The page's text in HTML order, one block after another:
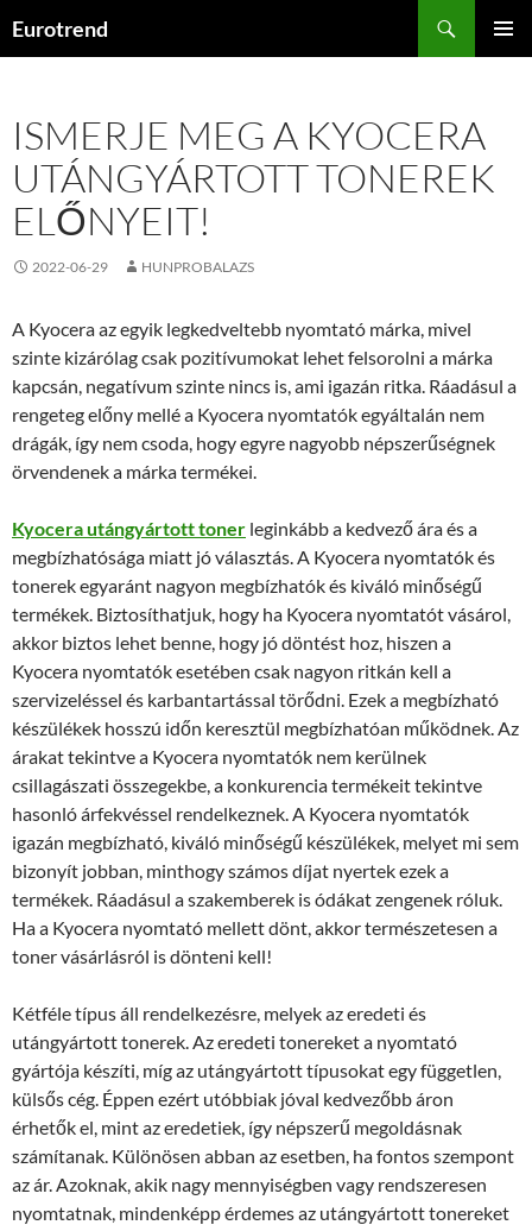
Eurotrend
ISMERJE MEG A KYOCERA
UTÁNGYÁRTOTT TONEREK
ELŐNYEIT!
2022-06-29 HUNPROBALAZS
A Kyocera az egyik legkedveltebb nyomtató márka, mivel
szinte kizárólag csak pozitívumokat lehet felsorolni a márka
kapcsán, negatívum szinte nincs is, ami igazán ritka. Ráadásul a
rengeteg előny mellé a Kyocera nyomtatók egyáltalán nem
drágák, így nem csoda, hogy egyre nagyobb népszerűségnek
örvendenek a márka termékei.
Kyocera utángyártott toner leginkább a kedvező ára és a
megbízhatósága miatt jó választás. A Kyocera nyomtatók és
tonerek egyaránt nagyon megbízhatók és kiváló minőségű
termékek. Biztosíthatjuk, hogy ha Kyocera nyomtatót vásárol,
akkor biztos lehet benne, hogy jó döntést hoz, hiszen a
Kyocera nyomtatók esetében csak nagyon ritkán kell a
szervizeléssel és karbantartással törődni. Ezek a megbízható
készülékek hosszú időn keresztül megbízhatóan működnek. Az
árakat tekintve a Kyocera nyomtatók nem kerülnek
csillagászati összegekbe, a konkurencia termékeit tekintve
hasonló árfekvéssel rendelkeznek. A Kyocera nyomtatók
igazán megbízható, kiváló minőségű készülékek, melyet mi sem
bizonyít jobban, minthogy számos díjat nyertek ezek a
termékek. Ráadásul a szakemberek is ódákat zengenek róluk.
Ha a Kyocera nyomtató mellett dönt, akkor természetesen a
toner vásárlásról is dönteni kell!
Kétféle típus áll rendelkezésre, melyek az eredeti és
utángyártott tonerek. Az eredeti tonereket a nyomtató
gyártója készíti, míg az utángyártott típusokat egy független,
külsős cég. Éppen ezért utóbbiak jóval kedvezőbb áron
érhetők el, mint az eredetiek, így népszerű megoldásnak
számítanak. Különösen abban az esetben, ha fontos szempont
az ár. Azoknak, akik nagy mennyiségben vagy rendszeresen
nyomtatnak, mindenképp érdemes az utángyártott tonereket